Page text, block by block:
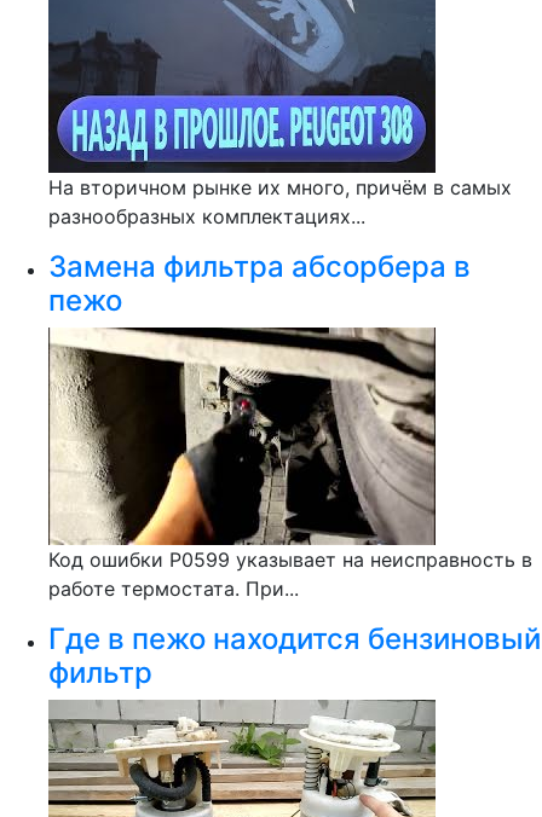
На вторичном рынке их много, причём в самых
разнообразных комплектациях...
Замена фильтра абсорбера в
пежо
Код ошибки Р0599 указывает на неисправность в
работе термостата. При...
Где в пежо находится бензиновый
фильтр